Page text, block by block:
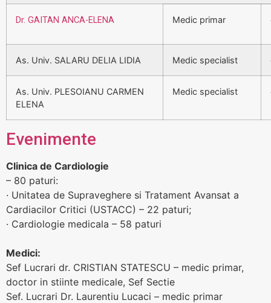
Dr. GAITAN ANCA-ELENA Medic primar
As. Univ. SALARU DELIA LIDIA Medic specialist
As. Univ. PLESOIANU CARMEN
ELENA
Medic specialist
Evenimente
Clinica de Cardiologie
– 80 paturi:
· Unitatea de Supraveghere si Tratament Avansat a
Cardiacilor Critici (USTACC) – 22 paturi;
· Cardiologie medicala – 58 paturi
Medici:
Sef Lucrari dr. CRISTIAN STATESCU – medic primar,
doctor in stiinte medicale, Sef Sectie
Sef. Lucrari Dr. Laurentiu Lucaci – medic primar